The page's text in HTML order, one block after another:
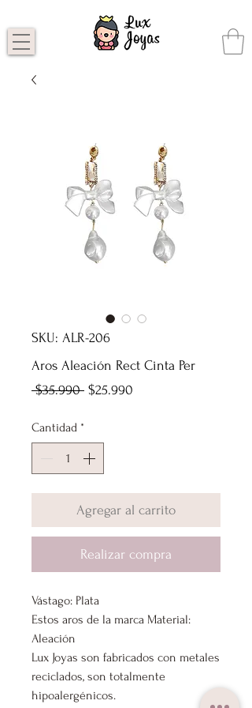
SKU: ALR-206
Aros Aleación Rect Cinta Per
$35.990 Precio
$25.990
Cantidad *
Agregar al carrito
Realizar compra
Vástago: Plata
Estos aros de la marca Material:
Aleación
Lux Joyas son fabricados con metales
reciclados, son totalmente
hipoalergénicos.